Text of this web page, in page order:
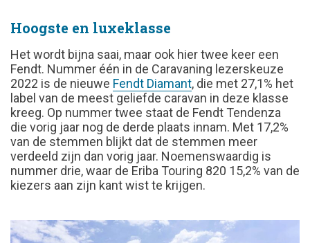
Hoogste en luxeklasse
Het wordt bijna saai, maar ook hier twee keer een
Fendt. Nummer één in de Caravaning lezerskeuze
2022 is de nieuwe Fendt Diamant, die met 27,1% het
label van de meest geliefde caravan in deze klasse
kreeg. Op nummer twee staat de Fendt Tendenza
die vorig jaar nog de derde plaats innam. Met 17,2%
van de stemmen blijkt dat de stemmen meer
verdeeld zijn dan vorig jaar. Noemenswaardig is
nummer drie, waar de Eriba Touring 820 15,2% van de
kiezers aan zijn kant wist te krijgen.